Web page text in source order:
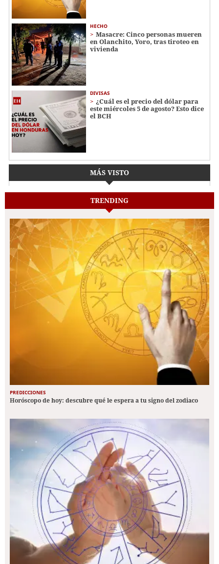
HECHO
Masacre: Cinco personas mueren
en Olanchito, Yoro, tras tiroteo en
vivienda
DIVISAS
¿Cuál es el precio del dólar para
este miércoles 5 de agosto? Esto dice
el BCH
MÁS VISTO
TRENDING
PREDICCIONES
Horóscopo de hoy: descubre qué le espera a tu signo del zodiaco